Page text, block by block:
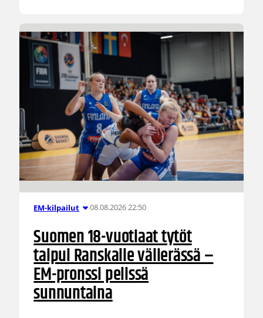
EM-kilpailut 08.08.2026 22:50
Suomen 18-vuotiaat tytöt
taipui Ranskalle välierässä –
EM-pronssi pelissä
sunnuntaina